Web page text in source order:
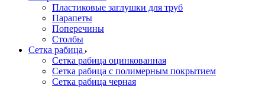
Пластиковые заглушки для труб
Парапеты
Поперечины
Столбы
Сетка рабица
Сетка рабица оцинкованная
Сетка рабица с полимерным покрытием
Сетка рабица черная